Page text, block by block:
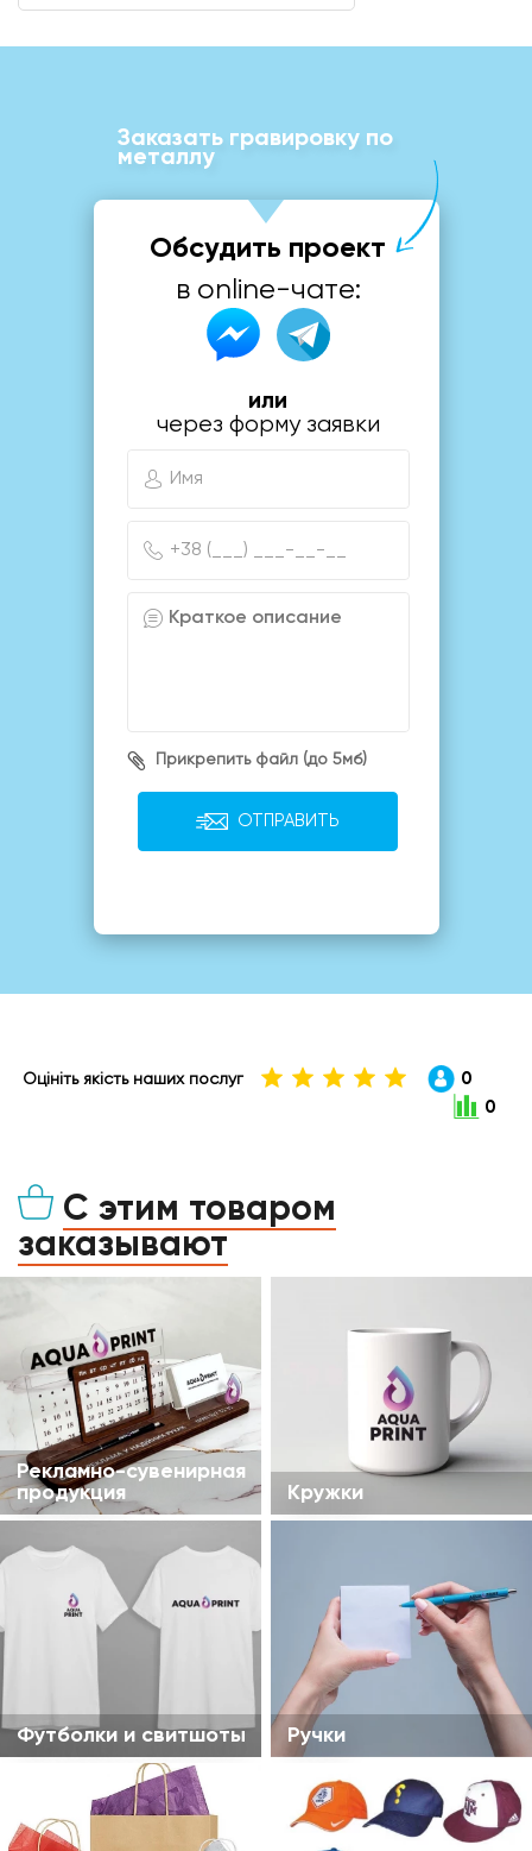
Заказать гравировку по
металлу
Обсудить проект
в online-чате:
или
через форму заявки
Прикрепить файл (до 5мб)
ОТПРАВИТЬ
Оцініть якість наших послуг
0
0
С этим товаром
заказывают
Рекламно-сувенирная
продукция
Кружки
Футболки и свитшоты Ручки